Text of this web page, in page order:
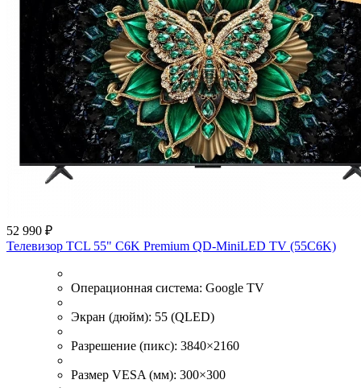
52 990 ₽
Телевизор TCL 55" C6K Premium QD-MiniLED TV (55C6K)
Операционная система: Google TV
Экран (дюйм): 55 (QLED)
Разрешение (пикс): 3840×2160
Размер VESA (мм): 300×300